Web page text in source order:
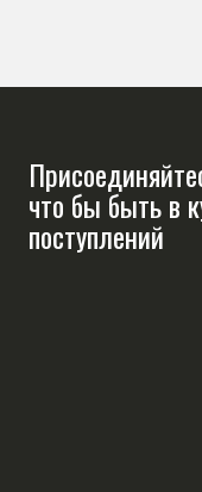
что бы быть в
поступлений